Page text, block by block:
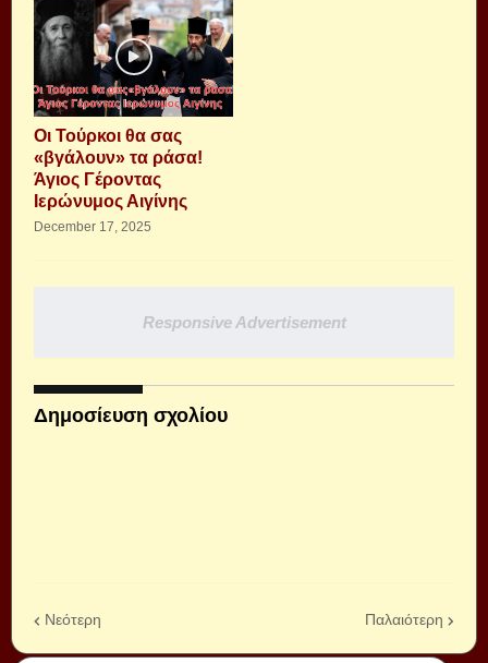
Οι Τούρκοι θα σας
«βγάλουν» τα ράσα!
Άγιος Γέροντας
Ιερώνυμος Αιγίνης
December 17, 2025
Responsive Advertisement
Δημοσίευση σχολίου
Νεότερη Παλαιότερη